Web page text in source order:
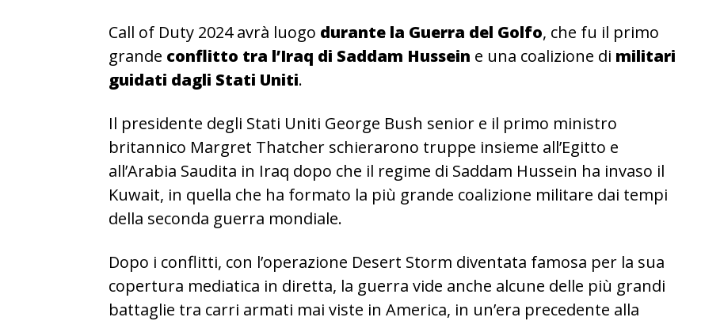
Call of Duty 2024 avrà luogo durante la Guerra del Golfo, che fu il primo
grande conflitto tra l’Iraq di Saddam Hussein e una coalizione di militari
guidati dagli Stati Uniti.
Il presidente degli Stati Uniti George Bush senior e il primo ministro
britannico Margret Thatcher schierarono truppe insieme all’Egitto e
all’Arabia Saudita in Iraq dopo che il regime di Saddam Hussein ha invaso il
Kuwait, in quella che ha formato la più grande coalizione militare dai tempi
della seconda guerra mondiale.
Dopo i conflitti, con l’operazione Desert Storm diventata famosa per la sua
copertura mediatica in diretta, la guerra vide anche alcune delle più grandi
battaglie tra carri armati mai viste in America, in un’era precedente alla